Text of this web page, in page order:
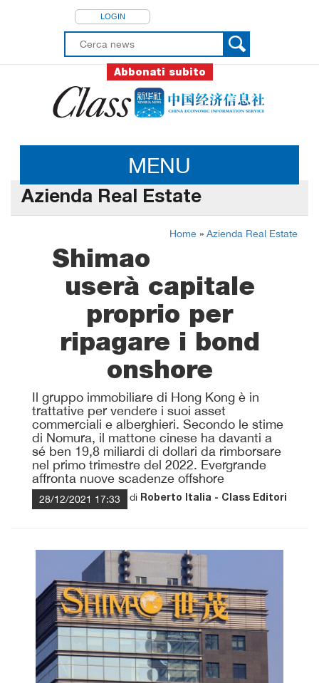
LOGIN
Abbonati subito
MENU
Azienda Real Estate
Home » Azienda Real Estate
Shimao
userà capitale
proprio per
ripagare i bond
onshore
Il gruppo immobiliare di Hong Kong è in
trattative per vendere i suoi asset
commerciali e alberghieri. Secondo le stime
di Nomura, il mattone cinese ha davanti a
sé ben 19,8 miliardi di dollari da rimborsare
nel primo trimestre del 2022. Evergrande
affronta nuove scadenze offshore
28/12/2021 17:33 di Roberto Italia - Class Editori